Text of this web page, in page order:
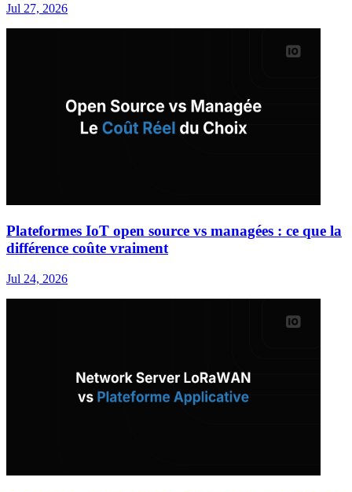
Jul 27, 2026
Plateformes IoT open source vs managées : ce que la
différence coûte vraiment
Jul 24, 2026